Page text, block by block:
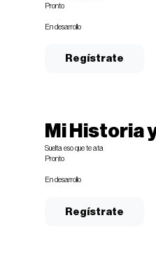
Pronto
En desarrollo
Regístrate
Mi Historia
Suelta eso que te ata
Pronto
En desarrollo
Regístrate